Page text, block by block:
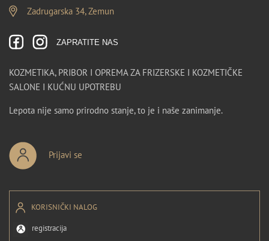
Zadrugarska 34, Zemun
ZAPRATITE NAS
KOZMETIKA, PRIBOR I OPREMA ZA FRIZERSKE I KOZMETIČKE
SALONE I KUĆNU UPOTREBU
Lepota nije samo prirodno stanje, to je i naše zanimanje.
Prijavi se
KORISNIČKI NALOG
registracija